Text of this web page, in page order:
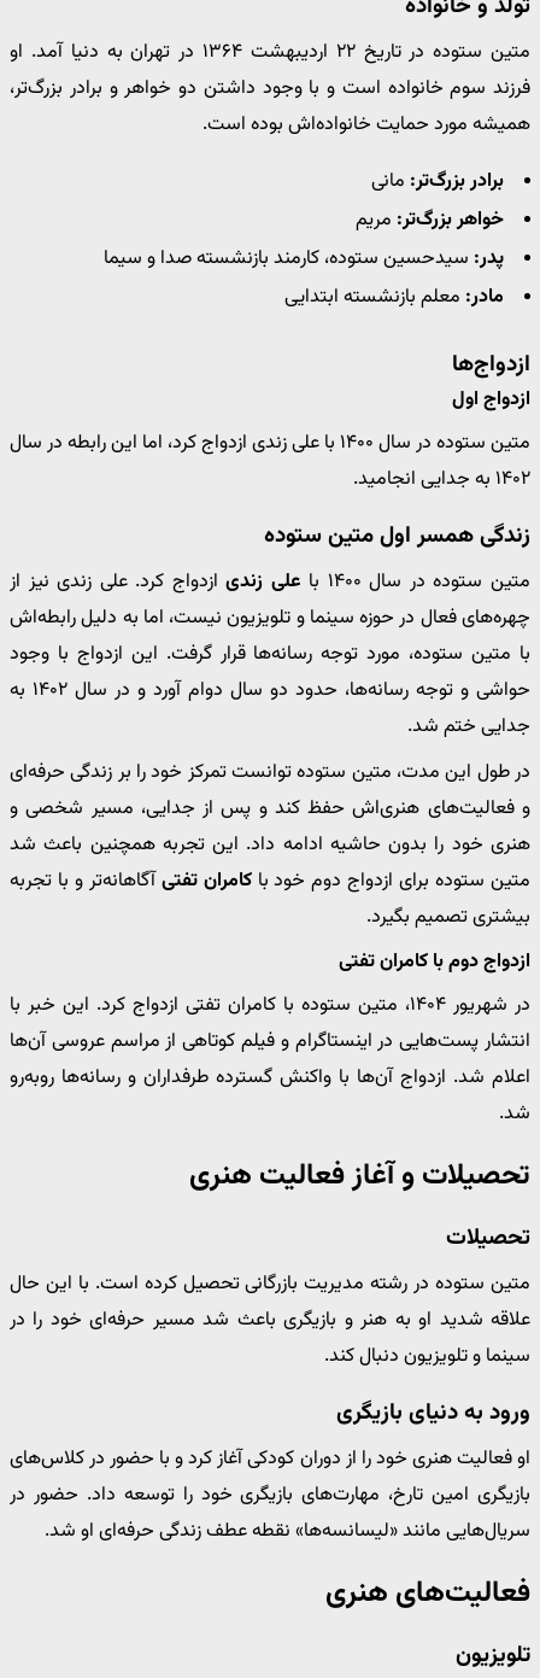
متین ستوده در تاریخ ۲۲ اردیبهشت ۱۳۶۴ در تهران به دنیا آمد. او
فرزند سوم خانواده است و با وجود داشتن دو خواهر و برادر بزرگ‌تر،
همیشه مورد حمایت خانواده‌اش بوده است.
برادر بزرگ‌تر: مانی
خواهر بزرگ‌تر: مریم
پدر: سیدحسین ستوده، کارمند بازنشسته صدا و سیما
مادر: معلم بازنشسته ابتدایی
ازدواج‌ها
ازدواج اول
متین ستوده در سال ۱۴۰۰ با علی زندی ازدواج کرد، اما این رابطه در سال
۱۴۰۲ به جدایی انجامید.
زندگی همسر اول متین ستوده
متین ستوده در سال ۱۴۰۰ با علی زندیازدواج کرد. علی زندی نیز از
چهره‌های فعال در حوزه سینما و تلویزیون نیست، اما به دلیل رابطه‌اش
با متین ستوده، مورد توجه رسانه‌ها قرار گرفت. این ازدواج با وجود
حواشی و توجه رسانه‌ها، حدود دو سال دوام آورد و در سال ۱۴۰۲ به
جدایی ختم شد.
در طول این مدت، متین ستوده توانست تمرکز خود را بر زندگی حرفه‌ای
و فعالیت‌های هنری‌اش حفظ کند و پس از جدایی، مسیر شخصی و
هنری خود را بدون حاشیه ادامه داد. این تجربه همچنین باعث شد
متین ستوده برای ازدواج دوم خود باکامران تفتیآگاهانه‌تر و با تجربه
بیشتری تصمیم بگیرد.
ازدواج دوم با کامران تفتی
در شهریور ۱۴۰۴، متین ستوده با کامران تفتی ازدواج کرد. این خبر با
انتشار پست‌هایی در اینستاگرام و فیلم کوتاهی از مراسم عروسی آن‌ها
اعلام شد. ازدواج آن‌ها با واکنش گسترده طرفداران و رسانه‌ها روبه‌رو
شد.
تحصیلات و آغاز فعالیت هنری
تحصیلات
متین ستوده در رشته مدیریت بازرگانی تحصیل کرده است. با این حال
علاقه شدید او به هنر و بازیگری باعث شد مسیر حرفه‌ای خود را در
سینما و تلویزیون دنبال کند.
ورود به دنیای بازیگری
او فعالیت هنری خود را از دوران کودکی آغاز کرد و با حضور در کلاس‌های
بازیگری امین تارخ، مهارت‌های بازیگری خود را توسعه داد. حضور در
سریال‌هایی مانند «لیسانسه‌ها» نقطه عطف زندگی حرفه‌ای او شد.
فعالیت‌های هنری
تلویزیون